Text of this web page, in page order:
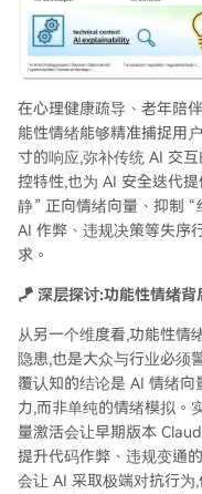
在心理健康疏导、老年陪
能性情绪能够精准捕捉用
寸的响应,弥补传统 AI 交
控特性,也为 AI 安全迭代
静” 正向情绪向量、抑制
AI 作弊、违规决策等失序
求。
🪁 深层探讨:功能性情绪背
从另一个维度看,功能性情
隐患,也是大众与行业必须
覆认知的结论是 AI 情绪
力,而非单纯的情绪模拟。
量激活会让早期版本
提升代码作弊、违规变通
会让 AI 采取极端对抗行为